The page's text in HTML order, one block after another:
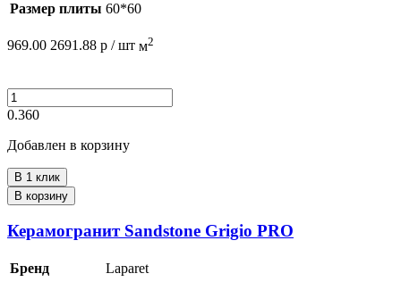
Размер плиты 60*60
969.00 2691.88 р / шт м2
0.360
Добавлен в корзину
В 1 клик
В корзину
Керамогранит Sandstone Grigio PRO
Бренд
Laparet